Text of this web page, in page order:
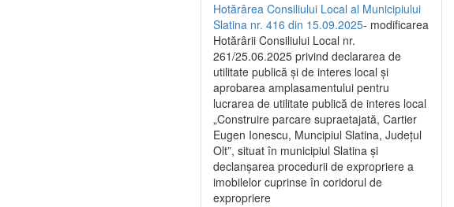
Hotărârea Consiliului Local al Municipiului
Slatina nr. 416 din 15.09.2025- modificarea
Hotărârii Consiliului Local nr.
261/25.06.2025 privind declararea de
utilitate publică și de interes local și
aprobarea amplasamentului pentru
lucrarea de utilitate publică de interes local
„Construire parcare supraetajată, Cartier
Eugen Ionescu, Muncipiul Slatina, Județul
Olt”, situat în municipiul Slatina și
declanșarea procedurii de expropriere a
imobilelor cuprinse în coridorul de
expropriere